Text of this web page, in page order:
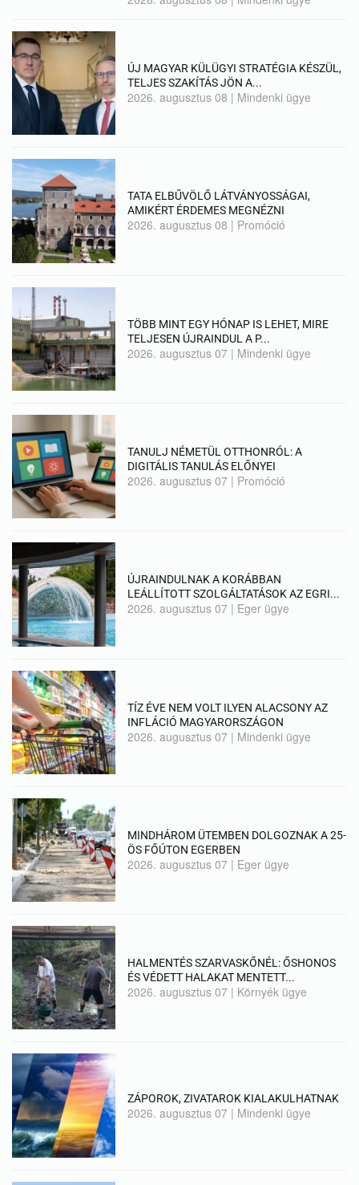
ÚJ MAGYAR KÜLÜGYI STRATÉGIA KÉSZÜL,
TELJES SZAKÍTÁS JÖN A...
2026. augusztus 08 | Mindenki ügye
TATA ELBŰVÖLŐ LÁTVÁNYOSSÁGAI,
AMIKÉRT ÉRDEMES MEGNÉZNI
2026. augusztus 08 | Promóció
TÖBB MINT EGY HÓNAP IS LEHET, MIRE
TELJESEN ÚJRAINDUL A P...
2026. augusztus 07 | Mindenki ügye
TANULJ NÉMETÜL OTTHONRÓL: A
DIGITÁLIS TANULÁS ELŐNYEI
2026. augusztus 07 | Promóció
ÚJRAINDULNAK A KORÁBBAN
LEÁLLÍTOTT SZOLGÁLTATÁSOK AZ EGRI...
2026. augusztus 07 | Eger ügye
TÍZ ÉVE NEM VOLT ILYEN ALACSONY AZ
INFLÁCIÓ MAGYARORSZÁGON
2026. augusztus 07 | Mindenki ügye
MINDHÁROM ÜTEMBEN DOLGOZNAK A 25-
ÖS FŐÚTON EGERBEN
2026. augusztus 07 | Eger ügye
HALMENTÉS SZARVASKŐNÉL: ŐSHONOS
ÉS VÉDETT HALAKAT MENTETT...
2026. augusztus 07 | Környék ügye
ZÁPOROK, ZIVATAROK KIALAKULHATNAK
2026. augusztus 07 | Mindenki ügye